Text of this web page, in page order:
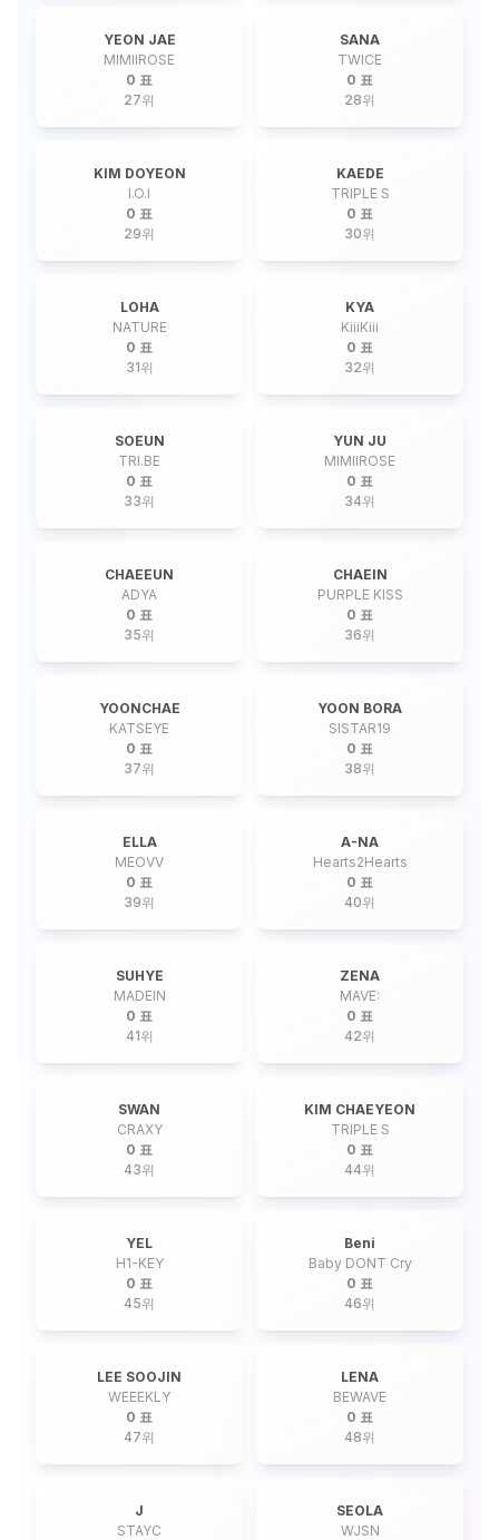
YEON JAE
MIMIIROSE
0 표
27위
SANA
TWICE
0 표
28위
KIM DOYEON
I.O.I
0 표
29위
KAEDE
TRIPLE S
0 표
30위
LOHA
NATURE
0 표
31위
KYA
KiiiKiii
0 표
32위
SOEUN
TRI.BE
0 표
33위
YUN JU
MIMIIROSE
0 표
34위
CHAEEUN
ADYA
0 표
35위
CHAEIN
PURPLE KISS
0 표
36위
YOONCHAE
KATSEYE
0 표
37위
YOON BORA
SISTAR19
0 표
38위
ELLA
MEOVV
0 표
39위
A-NA
Hearts2Hearts
0 표
40위
SUHYE
MADEIN
0 표
41위
ZENA
MAVE:
0 표
42위
SWAN
CRAXY
0 표
43위
KIM CHAEYEON
TRIPLE S
0 표
44위
YEL
H1-KEY
0 표
45위
Beni
Baby DONT Cry
0 표
46위
LEE SOOJIN
WEEEKLY
0 표
47위
LENA
BEWAVE
0 표
48위
J
STAYC
SEOLA
WJSN